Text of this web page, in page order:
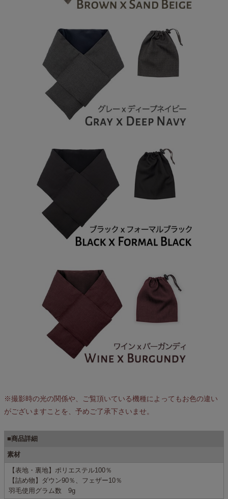
※撮影時の光の関係や、ご覧頂いている機種によってもお色の違い
がございますことを、予めご了承下さいませ。
■商品詳細
素材
【表地・裏地】ポリエステル100％
【詰め物】ダウン90％、フェザー10％
羽毛使用グラム数 9g